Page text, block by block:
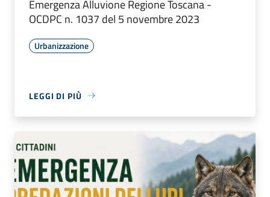
Emergenza Alluvione Regione Toscana -
OCDPC n. 1037 del 5 novembre 2023
Urbanizzazione
LEGGI DI PIÙ